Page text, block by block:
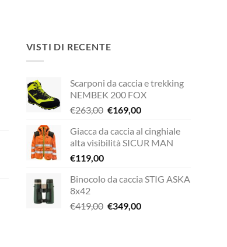
VISTI DI RECENTE
Scarponi da caccia e trekking
NEMBEK 200 FOX
€263,00 Il
originale
era:
€169,00Il
attuale
è:
Giacca da caccia al cinghiale
alta visibilità SICUR MAN
€119,00
Binocolo da caccia STIG ASKA
8x42
€419,00 Il
€349,00Il